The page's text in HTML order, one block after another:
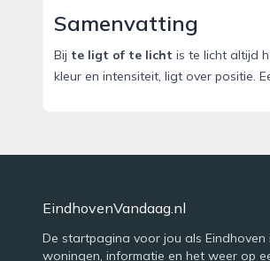
Samenvatting
Bij te ligt of te licht is te licht altijd
kleur en intensiteit, ligt over positie.
EindhovenVandaag.nl
De startpagina voor jou als
woningen, informatie en het weer op